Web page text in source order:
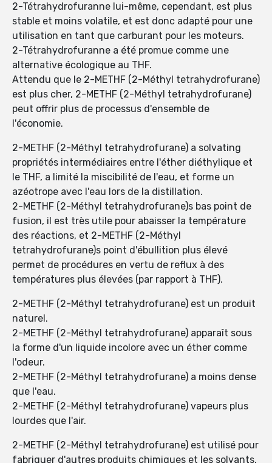
2-Tétrahydrofuranne lui-même, cependant, est plus
stable et moins volatile, et est donc adapté pour une
utilisation en tant que carburant pour les moteurs.
2-Tétrahydrofuranne a été promue comme une
alternative écologique au THF.
Attendu que le 2-METHF (2-Méthyl tetrahydrofurane)
est plus cher, 2-METHF (2-Méthyl tetrahydrofurane)
peut offrir plus de processus d'ensemble de
l'économie.
2-METHF (2-Méthyl tetrahydrofurane) a solvating
propriétés intermédiaires entre l'éther diéthylique et
le THF, a limité la miscibilité de l'eau, et forme un
azéotrope avec l'eau lors de la distillation.
2-METHF (2-Méthyl tetrahydrofurane)s bas point de
fusion, il est très utile pour abaisser la température
des réactions, et 2-METHF (2-Méthyl
tetrahydrofurane)s point d'ébullition plus élevé
permet de procédures en vertu de reflux à des
températures plus élevées (par rapport à THF).
2-METHF (2-Méthyl tetrahydrofurane) est un produit
naturel.
2-METHF (2-Méthyl tetrahydrofurane) apparaît sous
la forme d'un liquide incolore avec un éther comme
l'odeur.
2-METHF (2-Méthyl tetrahydrofurane) a moins dense
que l'eau.
2-METHF (2-Méthyl tetrahydrofurane) vapeurs plus
lourdes que l'air.
2-METHF (2-Méthyl tetrahydrofurane) est utilisé pour
fabriquer d'autres produits chimiques et les solvants.